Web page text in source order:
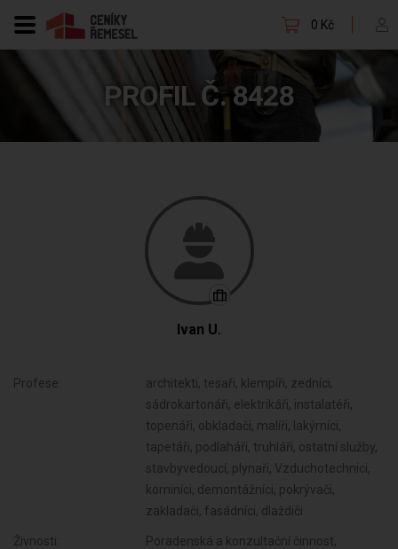
0 Kč
PROFIL Č. 8428
Ivan U.
Profese:
architekti, tesaři, klempíři, zedníci,
sádrokartonáři, elektrikáři, instalatéři,
topenáři, obkladači, malíři, lakýrníci,
tapetáři, podlaháři, truhláři, ostatní služby,
stavbyvedoucí, plynaři, Vzduchotechnici,
kominíci, demontážníci, pokrývači,
zakladači, fasádníci, dlaždiči
Živnosti:
Poradenská a konzultační činnost,